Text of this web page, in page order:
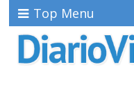
Top Menu